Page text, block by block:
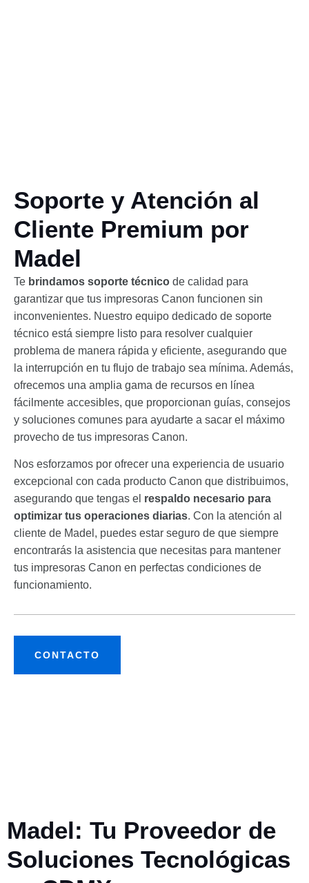
Soporte y Atención al
Cliente Premium por
Madel
Te brindamos soporte técnico de calidad para
garantizar que tus impresoras Canon funcionen sin
inconvenientes. Nuestro equipo dedicado de soporte
técnico está siempre listo para resolver cualquier
problema de manera rápida y eficiente, asegurando que
la interrupción en tu flujo de trabajo sea mínima. Además,
ofrecemos una amplia gama de recursos en línea
fácilmente accesibles, que proporcionan guías, consejos
y soluciones comunes para ayudarte a sacar el máximo
provecho de tus impresoras Canon.
Nos esforzamos por ofrecer una experiencia de usuario
excepcional con cada producto Canon que distribuimos,
asegurando que tengas el respaldo necesario para
optimizar tus operaciones diarias. Con la atención al
cliente de Madel, puedes estar seguro de que siempre
encontrarás la asistencia que necesitas para mantener
tus impresoras Canon en perfectas condiciones de
funcionamiento.
CONTACTO
Madel: Tu Proveedor de
Soluciones Tecnológicas